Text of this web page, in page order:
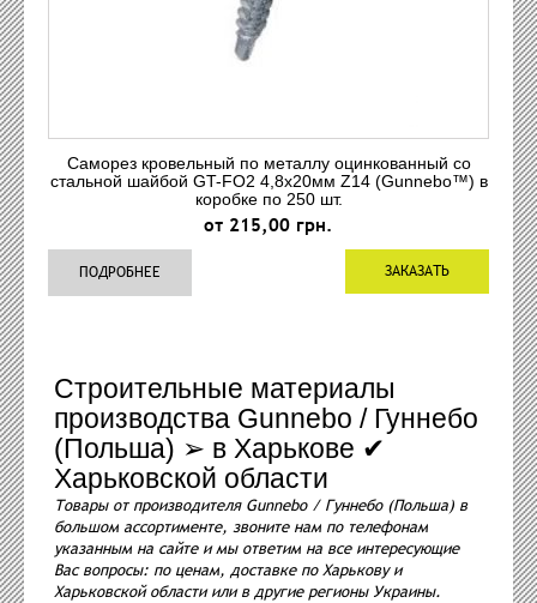
Саморез кровельный по металлу оцинкованный со
стальной шайбой GT-FO2 4,8x20мм Z14 (Gunnebo™) в
коробке по 250 шт.
от 215,00 грн.
ЗАКАЗАТЬ
ПОДРОБНЕЕ
Строительные материалы
производства Gunnebo / Гуннебо
(Польша) ➢ в Харькове ✔
Харьковской области
Товары от производителя Gunnebo / Гуннебо (Польша) в
большом ассортименте, звоните нам по телефонам
указанным на сайте и мы ответим на все интересующие
Вас вопросы: по ценам, доставке по Харькову и
Харьковской области или в другие регионы Украины.